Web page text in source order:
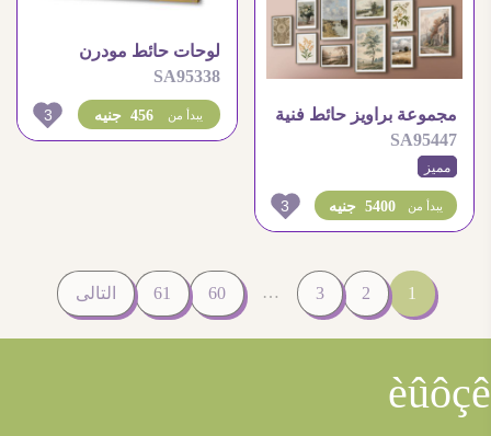
مجموعة براويز حائط فنية
بمناظر طبيعية كلاسيكية
SA95447
مميز
5400 جنيه يبدأ من 3
لوحات حائط مودرن
بتصميم تجريدي ذهبي أنيق
SA95338
456 جنيه يبدأ من 3
1
2
3
…
60
61 التالى
èûôçê